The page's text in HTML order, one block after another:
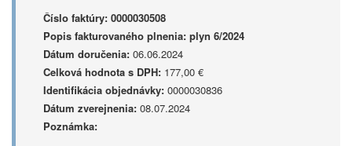
Číslo faktúry: 0000030508
Popis fakturovaného plnenia: plyn 6/2024
Dátum doručenia: 06.06.2024
Celková hodnota s DPH: 177,00 €
Identifikácia objednávky: 0000030836
Dátum zverejnenia: 08.07.2024
Poznámka: